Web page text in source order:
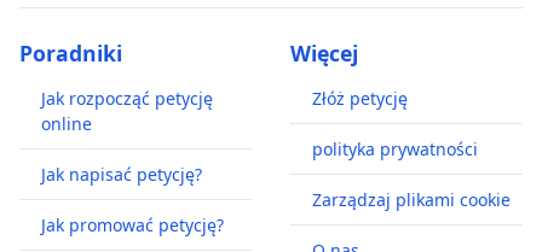
Poradniki
Jak rozpocząć petycję
online
Jak napisać petycję?
Jak promować petycję?
Więcej
Złóż petycję
polityka prywatności
Zarządzaj plikami cookie